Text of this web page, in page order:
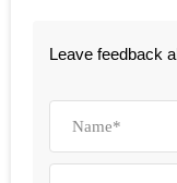
Leave feedback